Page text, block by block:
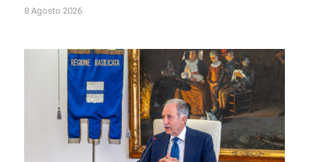
8 Agosto 2026